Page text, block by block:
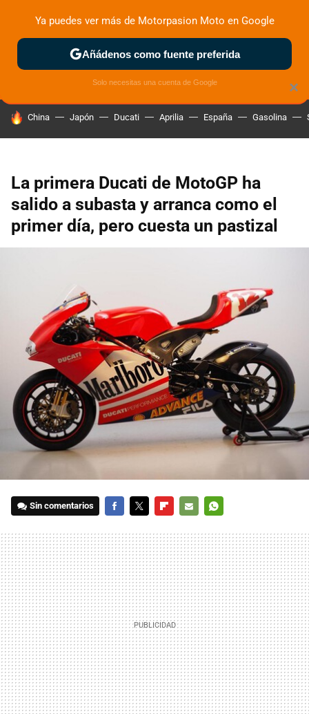
ZONA DE PRUEBAS DEPORTIVAS MOTOS ELÉCTRICAS
HOY SE HABLA DE
China Japón Ducati Aprilia España Gasolina
La primera Ducati de MotoGP ha
salido a subasta y arranca como el
primer día, pero cuesta un pastizal
Sin comentarios
MAIL
×
Ya puedes ver más de Motorpasion Moto en Google
Añádenos como fuente preferida
Solo necesitas una cuenta de Google